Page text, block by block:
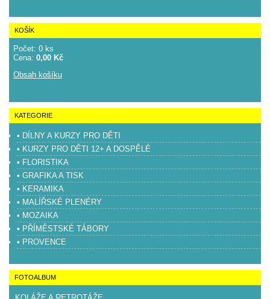
KOŠÍK
Počet: 0 ks
Cena: 0,00 Kč
Obsah košíku
KATEGORIE
• DÍLNY A KURZY PRO DĚTI
• KURZY PRO DĚTI 12+ A DOSPĚLÉ
• FLORISTIKA
• GRAFIKA A TISK
• KERAMIKA
• MALÍŘSKÉ PLENÉRY
• MOZAIKA
• PŘÍMĚSTSKÉ TÁBORY
• PROVENCE
FOTOALBUM